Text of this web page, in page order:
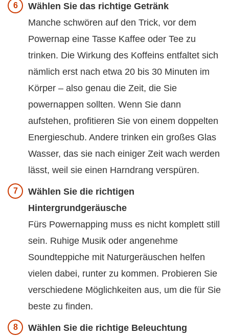
Wählen Sie das richtige Getränk
Manche schwören auf den Trick, vor dem
Powernap eine Tasse Kaffee oder Tee zu
trinken. Die Wirkung des Koffeins entfaltet sich
nämlich erst nach etwa 20 bis 30 Minuten im
Körper – also genau die Zeit, die Sie
powernappen sollten. Wenn Sie dann
aufstehen, profitieren Sie von einem doppelten
Energieschub. Andere trinken ein großes Glas
Wasser, das sie nach einiger Zeit wach werden
lässt, weil sie einen Harndrang verspüren.
Wählen Sie die richtigen
Hintergrundgeräusche
Fürs Powernapping muss es nicht komplett still
sein. Ruhige Musik oder angenehme
Soundteppiche mit Naturgeräuschen helfen
vielen dabei, runter zu kommen. Probieren Sie
verschiedene Möglichkeiten aus, um die für Sie
beste zu finden.
Wählen Sie die richtige Beleuchtung